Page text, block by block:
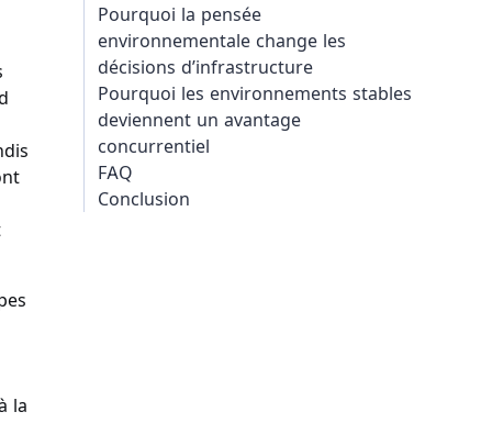
la
Pourquoi la pensée
environnementale change les
décisions d’infrastructure
Pourquoi les environnements stables
deviennent un avantage
concurrentiel
FAQ
Conclusion